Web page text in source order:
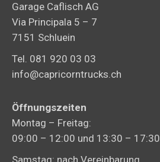
Garage Caflisch AG
Via Principala 5 – 7
7151 Schluein
Tel. 081 920 03 03
info@capricorntrucks.ch
Öffnungszeiten
Montag – Freitag:
09:00 – 12:00 und 13:30 – 17:30
Samstag: nach Vereinbarung